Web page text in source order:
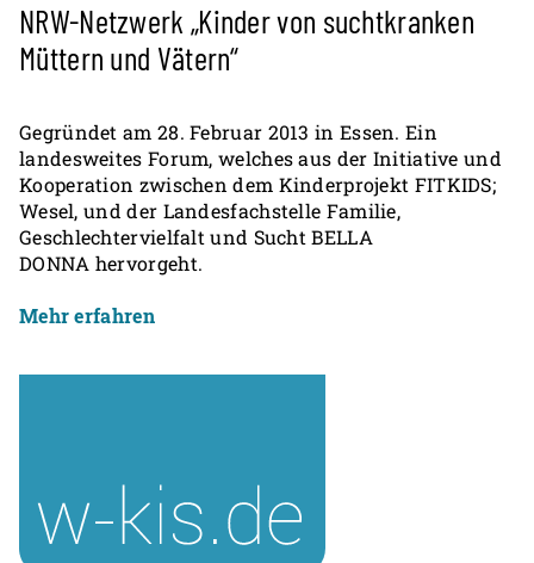
NRW-Netzwerk „Kinder von suchtkranken
Müttern und Vätern“
Gegründet am 28. Februar 2013 in Essen. Ein
landesweites Forum, welches aus der Initiative und
Kooperation zwischen dem Kinderprojekt FITKIDS;
Wesel, und der Landesfachstelle Familie,
Geschlechtervielfalt und Sucht BELLA
DONNA hervorgeht.
Mehr erfahren